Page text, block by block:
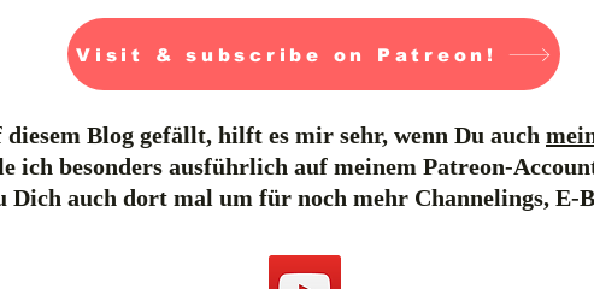
Visit & subscribe on Patreon!
Blog gefällt, hilft es mir sehr, wenn Du auch
ich besonders ausführlich auf meinem Patreon-
Dich auch dort mal um für noch mehr Channelings, E-